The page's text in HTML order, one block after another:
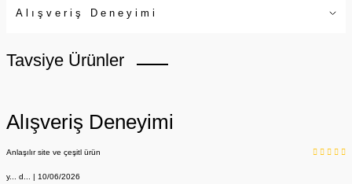
Alışveriş Deneyimi
Tavsiye Ürünler
Alışveriş Deneyimi
Anlaşılır site ve çeşitl ürün
y... d... | 10/06/2026